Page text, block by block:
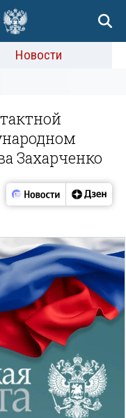
Новости
Захарченко